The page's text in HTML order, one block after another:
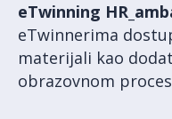
eTwinning
eTwinnerima
materijali kao
obrazovnom